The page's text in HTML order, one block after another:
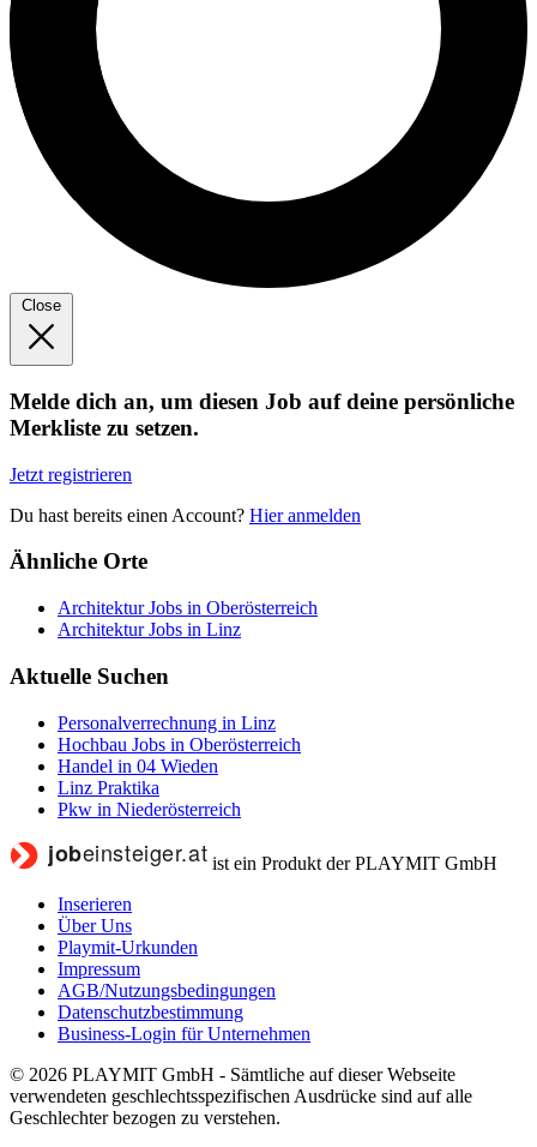
Close
Melde dich an, um diesen Job auf deine persönliche
Merkliste zu setzen.
Jetzt registrieren
Du hast bereits einen Account? Hier anmelden
Ähnliche Orte
Architektur Jobs in Oberösterreich
Architektur Jobs in Linz
Aktuelle Suchen
Personalverrechnung in Linz
Hochbau Jobs in Oberösterreich
Handel in 04 Wieden
Linz Praktika
Pkw in Niederösterreich
ist ein Produkt der PLAYMIT GmbH
Inserieren
Über Uns
Playmit-Urkunden
Impressum
AGB/Nutzungsbedingungen
Datenschutzbestimmung
Business-Login für Unternehmen
© 2026 PLAYMIT GmbH - Sämtliche auf dieser Webseite
verwendeten geschlechtsspezifischen Ausdrücke sind auf alle
Geschlechter bezogen zu verstehen.